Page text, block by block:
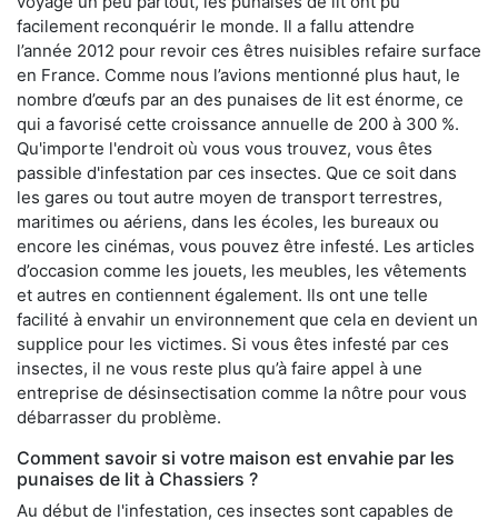
facilement reconquérir le monde. Il a fallu attendre
l’année 2012 pour revoir ces êtres nuisibles refaire surface
en France. Comme nous l’avions mentionné plus haut, le
nombre d’œufs par an des punaises de lit est énorme, ce
qui a favorisé cette croissance annuelle de 200 à 300 %.
Qu'importe l'endroit où vous vous trouvez, vous êtes
passible d'infestation par ces insectes. Que ce soit dans
les gares ou tout autre moyen de transport terrestres,
maritimes ou aériens, dans les écoles, les bureaux ou
encore les cinémas, vous pouvez être infesté. Les articles
d’occasion comme les jouets, les meubles, les vêtements
et autres en contiennent également. Ils ont une telle
facilité à envahir un environnement que cela en devient un
supplice pour les victimes. Si vous êtes infesté par ces
insectes, il ne vous reste plus qu’à faire appel à une
entreprise de désinsectisation comme la nôtre pour vous
débarrasser du problème.
Comment savoir si votre maison est envahie par les
punaises de lit à Chassiers ?
Au début de l'infestation, ces insectes sont capables de